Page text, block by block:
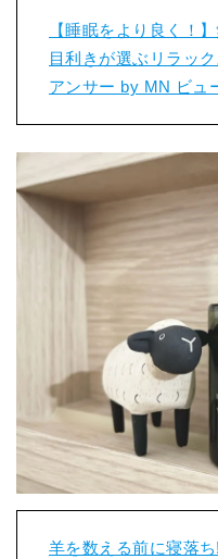
【睡眠をより良く！
目利きが選ぶリラッ
アンサー by MN ビュ
羊を数える前に寝落